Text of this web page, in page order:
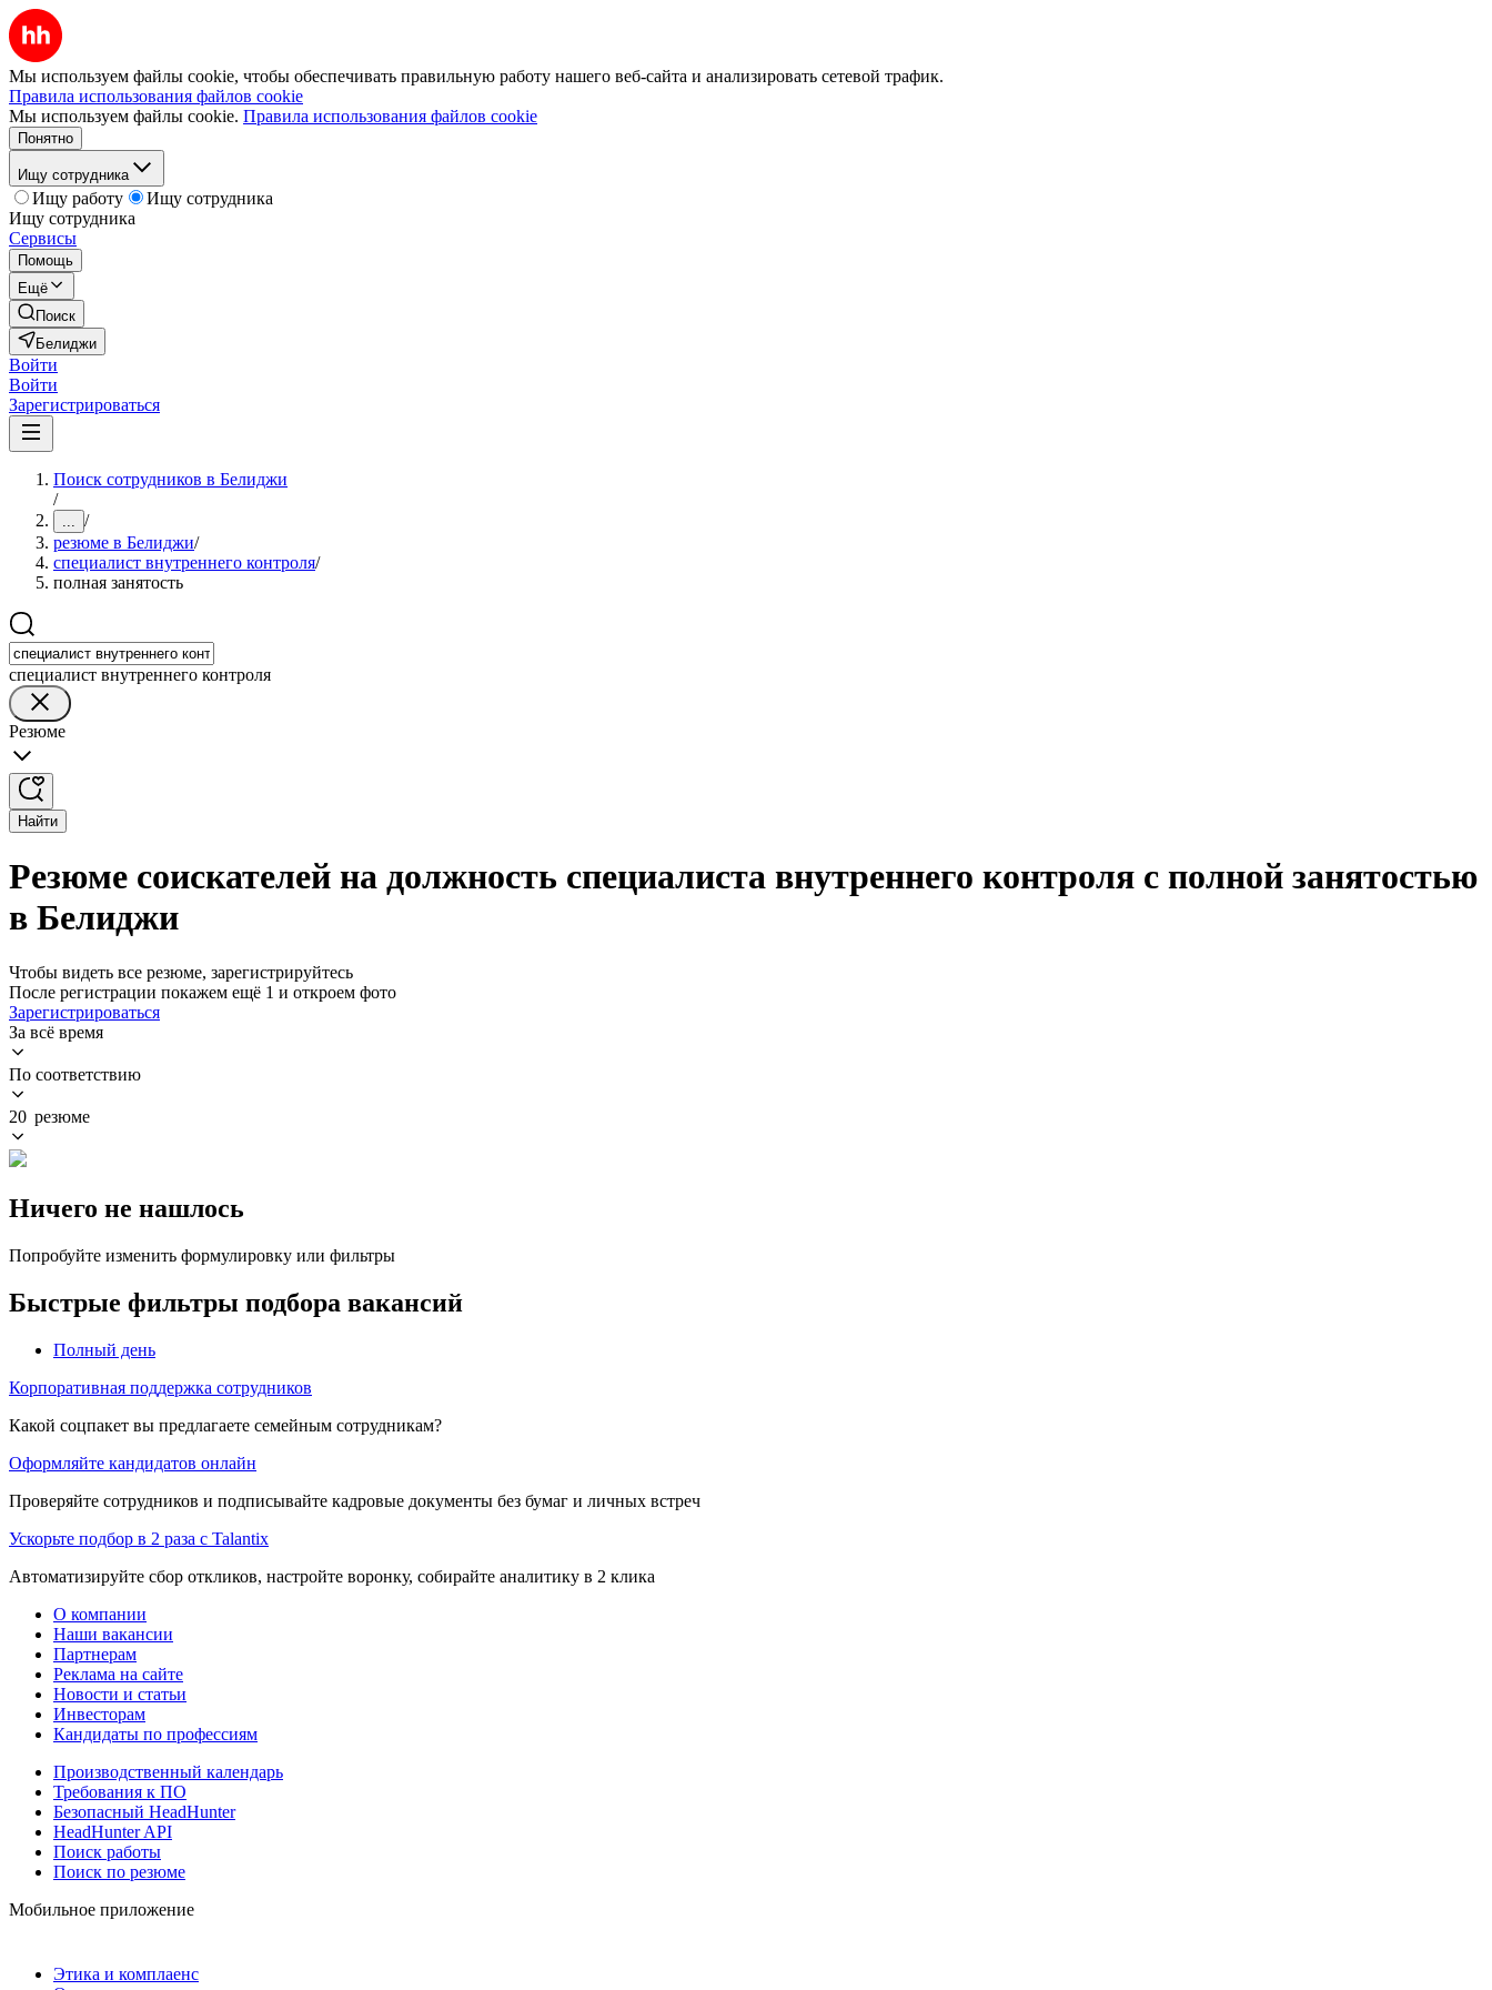
Мы используем файлы cookie, чтобы обеспечивать правильную работу нашего веб-сайта и анализировать сетевой трафик.
Правила использования файлов cookie
Мы используем файлы cookie. Правила использования файлов cookie
Понятно
Ищу сотрудника
Ищу работу
Ищу сотрудника
Ищу сотрудника
Сервисы
Помощь
Ещё
Поиск
Белиджи
Войти
Войти
Зарегистрироваться
Поиск сотрудников в Белиджи
/
... /
резюме в Белиджи/
специалист внутреннего контроля/
полная занятость
специалист внутреннего контроля
Резюме
Найти
Резюме соискателей на должность специалиста внутреннего контроля с полной занятостью
в Белиджи
Чтобы видеть все резюме, зарегистрируйтесь
После регистрации покажем ещё 1 и откроем фото
Зарегистрироваться
За всё время
По соответствию
20 резюме
Ничего не нашлось
Попробуйте изменить формулировку или фильтры
Быстрые фильтры подбора вакансий
Полный день
Корпоративная поддержка сотрудников
Какой соцпакет вы предлагаете семейным сотрудникам?
Оформляйте кандидатов онлайн
Проверяйте сотрудников и подписывайте кадровые документы без бумаг и личных встреч
Ускорьте подбор в 2 раза с Talantix
Автоматизируйте сбор откликов, настройте воронку, собирайте аналитику в 2 клика
О компании
Наши вакансии
Партнерам
Реклама на сайте
Новости и статьи
Инвесторам
Кандидаты по профессиям
Производственный календарь
Требования к ПО
Безопасный HeadHunter
HeadHunter API
Поиск работы
Поиск по резюме
Мобильное приложение
Этика и комплаенс